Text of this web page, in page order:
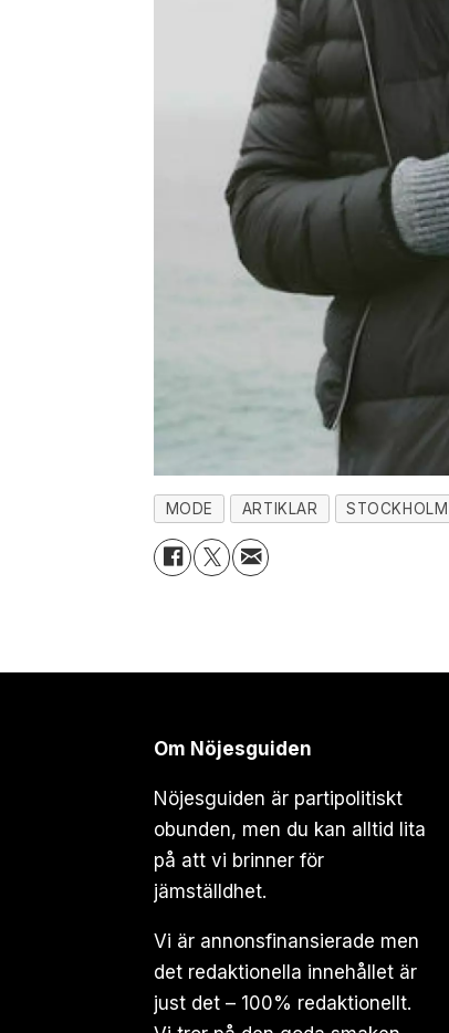
MODE ARTIKLAR STOCKHOLM
Om Nöjesguiden
Nöjesguiden är partipolitiskt
obunden, men du kan alltid lita
på att vi brinner för
jämställdhet.
Vi är annonsfinansierade men
det redaktionella innehållet är
just det – 100% redaktionellt.